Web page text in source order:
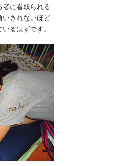
に看取られる
いきれないほど
るはずです。